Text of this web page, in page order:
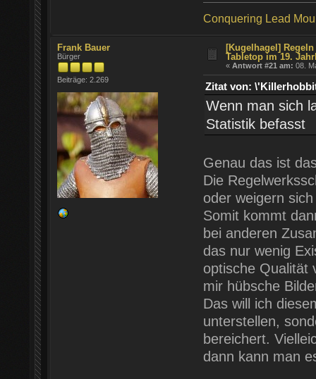
Conquering Lead
Frank Bauer
Bürger
Beiträge: 2.269
[Kugelhagel]
Tabletop im 19.
«Antwort #21 am: 08.
Zitat von:
Wenn man sich
Statistik befasst
Genau das ist
Die
oder weigern
Somit kommt
bei anderen
das nur wenig
optische Qualität
mir hübsche
Das will ich
unterstellen,
bereichert.
dann kann man